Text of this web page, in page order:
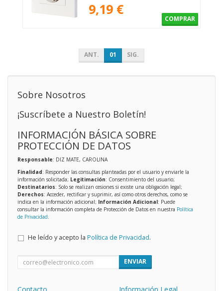
9,19 €
COMPRAR
ANT. 01 SIG.
Sobre Nosotros
¡Suscríbete a Nuestro Boletín!
INFORMACIÓN BÁSICA SOBRE
PROTECCIÓN DE DATOS
Responsable: DIZ MATE, CAROLINA
Finalidad: Responder las consultas planteadas por el usuario y enviarle la
información solicitada; Legitimación: Consentimiento del usuario;
Destinatarios: Solo se realizan cesiones si existe una obligación legal;
Derechos: Acceder, rectificar y suprimir, así como otros derechos, como se
indica en la información adicional; Información Adicional: Puede
consultar la información completa de Protección de Datos en nuestra Política
de Privacidad.
He leído y acepto la Política de Privacidad.
ENVIAR